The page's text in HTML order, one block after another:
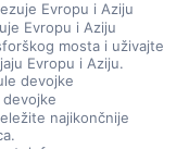
Evropu i Aziju
mosta i uživajte
Evropu i Aziju.
najikončnije